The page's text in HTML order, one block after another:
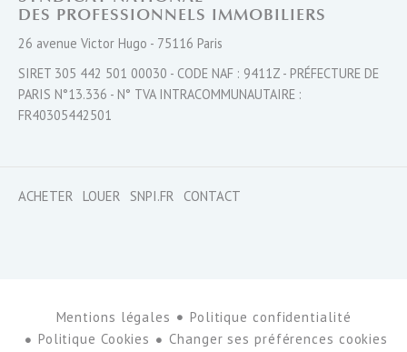
DES PROFESSIONNELS IMMOBILIERS
26 avenue Victor Hugo - 75116 Paris
SIRET 305 442 501 00030 - CODE NAF : 9411Z - PRÉFECTURE DE
PARIS N°13.336 - N° TVA INTRACOMMUNAUTAIRE :
FR40305442501
ACHETER LOUER SNPI.FR CONTACT
Mentions légales
Politique confidentialité
Politique Cookies
Changer ses préférences cookies